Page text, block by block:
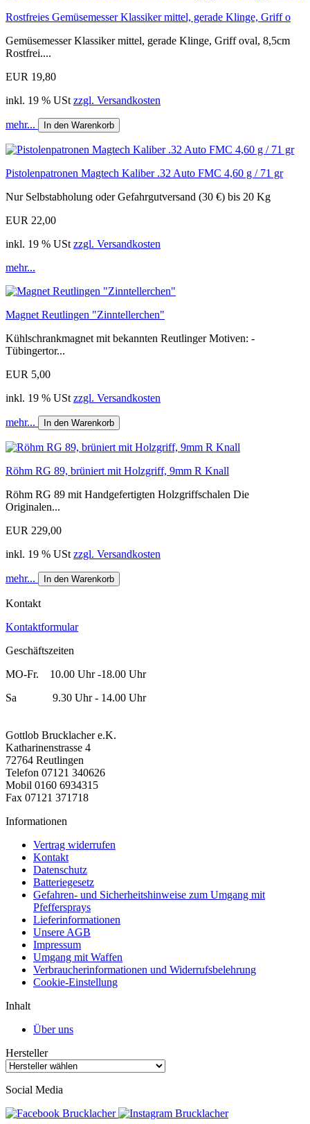
Rostfreies Gemüsemesser Klassiker mittel, gerade Klinge, Griff o
Gemüsemesser Klassiker mittel, gerade Klinge, Griff oval, 8,5cm
Rostfrei....
EUR 19,80
inkl. 19 % USt zzgl. Versandkosten
mehr... In den Warenkorb
Pistolenpatronen Magtech Kaliber .32 Auto FMC 4,60 g / 71 gr
Nur Selbstabholung oder Gefahrgutversand (30 €) bis 20 Kg
EUR 22,00
inkl. 19 % USt zzgl. Versandkosten
mehr...
Magnet Reutlingen "Zinntellerchen"
Kühlschrankmagnet mit bekannten Reutlinger Motiven: -
Tübingertor...
EUR 5,00
inkl. 19 % USt zzgl. Versandkosten
mehr... In den Warenkorb
Röhm RG 89, brüniert mit Holzgriff, 9mm R Knall
Röhm RG 89 mit Handgefertigten Holzgriffschalen Die
Originalen...
EUR 229,00
inkl. 19 % USt zzgl. Versandkosten
mehr... In den Warenkorb
Kontakt
Kontaktformular
Geschäftszeiten
MO-Fr. 10.00 Uhr -18.00 Uhr
Sa 9.30 Uhr - 14.00 Uhr
Gottlob Brucklacher e.K.
Katharinenstrasse 4
72764 Reutlingen
Telefon 07121 340626
Mobil 0160 6934315
Fax 07121 371718
Informationen
Vertrag widerrufen
Kontakt
Datenschutz
Batteriegesetz
Gefahren- und Sicherheitshinweise zum Umgang mit
Pfeffersprays
Lieferinformationen
Unsere AGB
Impressum
Umgang mit Waffen
Verbraucherinformationen und Widerrufsbelehrung
Cookie-Einstellung
Inhalt
Über uns
Hersteller
Social Media